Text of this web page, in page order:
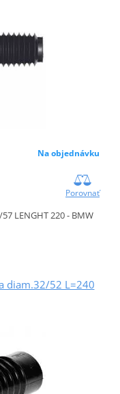
Na objednávku
Porovnať
57 LENGHT 220 - BMW
diam.32/52 L=240